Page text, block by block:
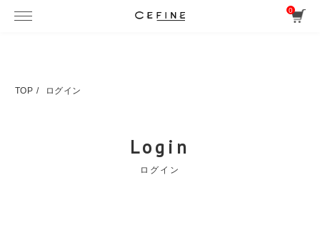
0
TOP ログイン
Login
ログイン